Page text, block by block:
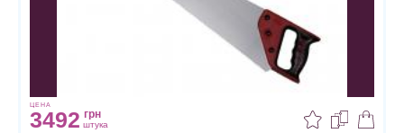
ЦЕНА
3492 грн
штука